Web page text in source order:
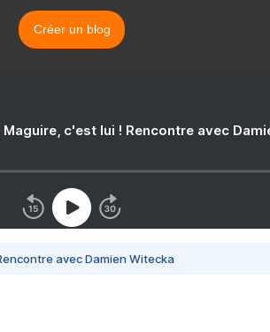
Créer un blog
c'est lui ! Rencontre avec
avec Damien Witecka